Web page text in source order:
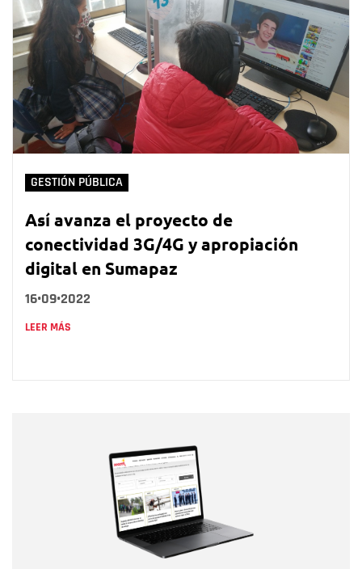
GESTIÓN PÚBLICA
Así avanza el proyecto de
conectividad 3G/4G y apropiación
digital en Sumapaz
16•09•2022
LEER MÁS
Correo electrónico
Tipo de comentario